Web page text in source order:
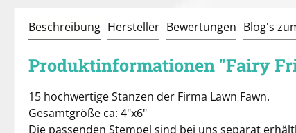
Beschreibung Hersteller Bewertungen Blog's
Produktinformationen "Fairy
15 hochwertige Stanzen der Firma Lawn Fawn.
Gesamtgröße ca: 4"x6"
Die passenden Stempel sind bei uns separat